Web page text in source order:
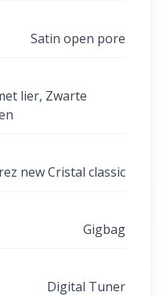
Satin open pore
lier, Zwarte
new Cristal classic
Gigbag
Digital Tuner